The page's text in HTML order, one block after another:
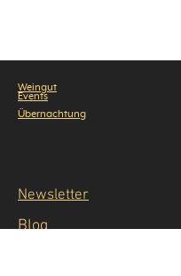
Weingut
Events
Übernachtung
Newsletter
Blog